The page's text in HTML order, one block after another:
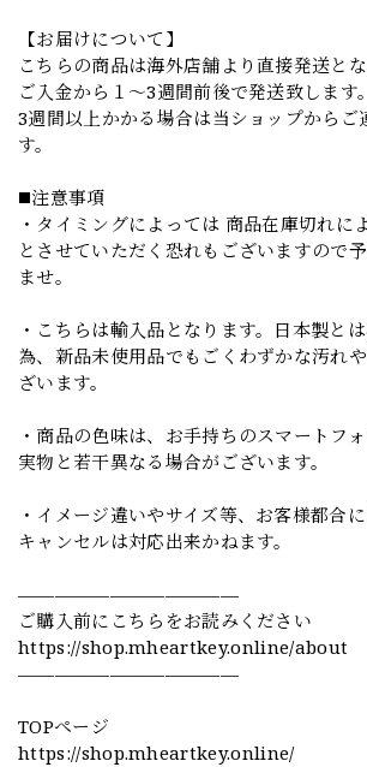
【お届けについて】
こちらの商品は海外店舗より直接発送とな
ご入金から１～3週間前後で発送致します。
3週間以上かかる場合は当ショップからご
す。
◼️注意事項
・タイミングによっては 商品在庫切れに
とさせていただく恐れもございますので
ませ。
・こちらは輸入品となります。日本製と
為、新品未使用品でもごくわずかな汚れ
ざいます。
・商品の色味は、お手持ちのスマートフ
実物と若干異なる場合がございます。
・イメージ違いやサイズ等、お客様都合
キャンセルは対応出来かねます。
————————————
ご購入前にこちらをお読みください
https://shop.mheartkey.online/about
————————————
TOPページ
https://shop.mheartkey.online/